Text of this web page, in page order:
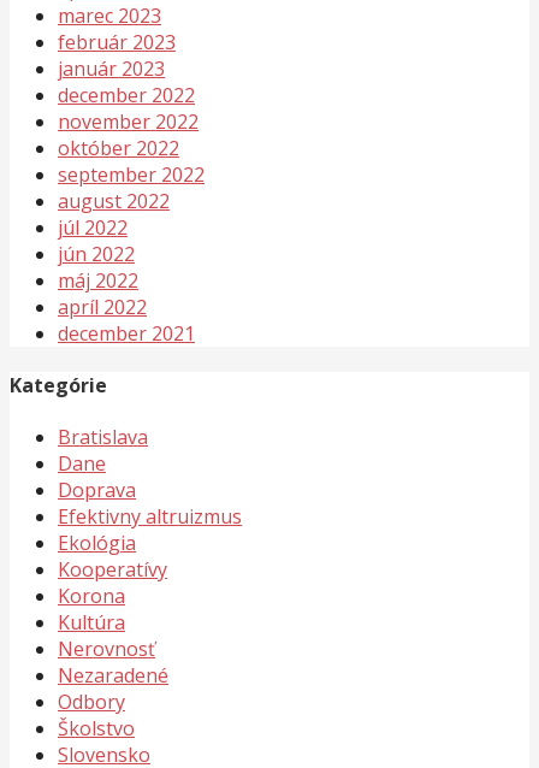
marec 2023
február 2023
január 2023
december 2022
november 2022
október 2022
september 2022
august 2022
júl 2022
jún 2022
máj 2022
apríl 2022
december 2021
Kategórie
Bratislava
Dane
Doprava
Efektivny altruizmus
Ekológia
Kooperatívy
Korona
Kultúra
Nerovnosť
Nezaradené
Odbory
Školstvo
Slovensko